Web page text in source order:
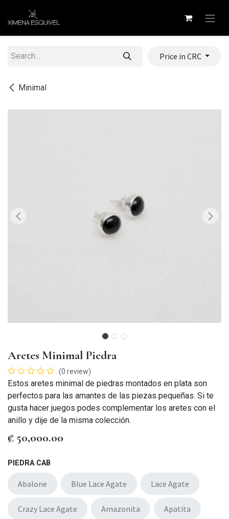
Minimal
Price in CRC
Aretes Minimal Piedra
(0 review)
Estos aretes minimal de piedras montados en plata son
perfectos para las amantes de las piezas pequeñas. Si te
gusta hacer juegos podes complementar los aretes con el
anillo y dije de la misma colección.
₡ 50,000.00
PIEDRA CAB
Abalone Blue Lace Agate Lace Agate
Crazy Lace Agate Amazonita Apatita